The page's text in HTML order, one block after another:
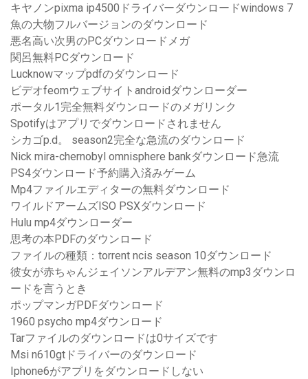
キヤノンpixma ip4500ドライバーダウンロードwindows 7
魚の大物フルバージョンのダウンロード
悪名高い次男のPCダウンロードメガ
関呂無料PCダウンロード
Lucknowマップpdfのダウンロード
ビデオfeomウェブサイトandroidダウンローダー
ポータル1完全無料ダウンロードのメガリンク
Spotifyはアプリでダウンロードされません
シカゴp.d。 season2完全な急流のダウンロード
Nick mira-chernobyl omnisphere bankダウンロード急流
PS4ダウンロード予約購入済みゲーム
Mp4ファイルエディターの無料ダウンロード
ワイルドアームズISO PSXダウンロード
Hulu mp4ダウンローダー
思考の本PDFのダウンロード
ファイルの種類：torrent ncis season 10ダウンロード
彼女が赤ちゃんジェイソンアルデアン無料のmp3ダウンロ
ードを言うとき
ポップマンガPDFダウンロード
1960 psycho mp4ダウンロード
Tarファイルのダウンロードは0サイズです
Msi n610gtドライバーのダウンロード
Iphone6がアプリをダウンロードしない